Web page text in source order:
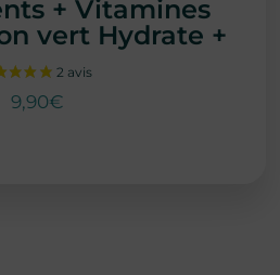
+ Vitamines
vert Hydrate +
9,90€